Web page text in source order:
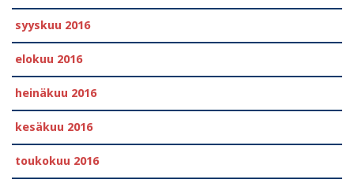
syyskuu 2016
elokuu 2016
heinäkuu 2016
kesäkuu 2016
toukokuu 2016